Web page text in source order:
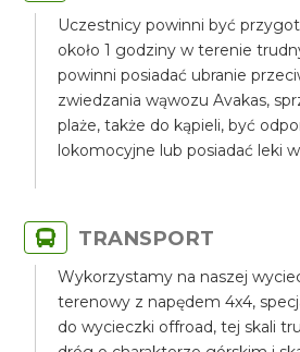
Uczestnicy powinni być
około 1 godziny w terenie
powinni posiadać ubranie
zwiedzania wąwozu Avakas,
plaże, także do kąpieli, być
lokomocyjne lub posiadać leki
TRANSPORT
Wykorzystamy na naszej
terenowy z napędem 4x4,
do wycieczki offroad, tej skali